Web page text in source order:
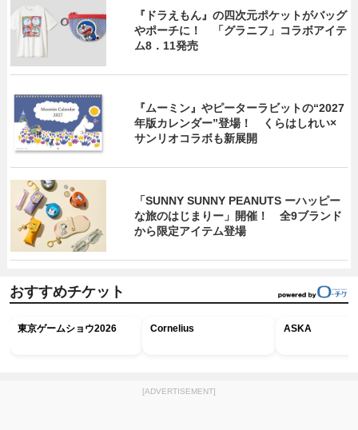
『ドラえもん』の四次元ポケットがバッグ
やポーチに！ 「グラニフ」コラボアイテ
ム8．11発売
『ムーミン』やピーターラビットの“2027
年版カレンダー”登場！ くらはしれい×
サンリオコラボも新展開
「SUNNY SUNNY PEANUTS ーハッピー
な旅のはじまりー」開催！ 全9ブランド
から限定アイテム登場
おすすめチケット
東京ゲームショウ2026 Cornelius ASKA
[ADVERTISEMENT]